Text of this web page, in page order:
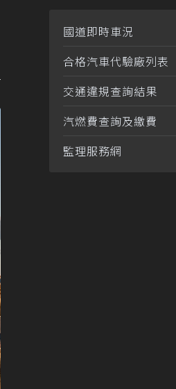
國道即時車況
合格汽車代驗廠列表
交通違規查詢結果
汽燃費查詢及繳費
監理服務網